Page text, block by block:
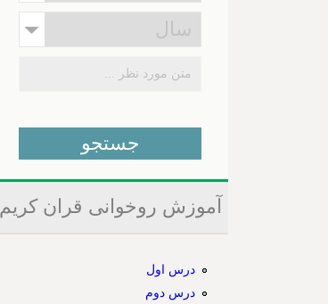
آموزش روخوانی قران کریم
درس اول
درس دوم